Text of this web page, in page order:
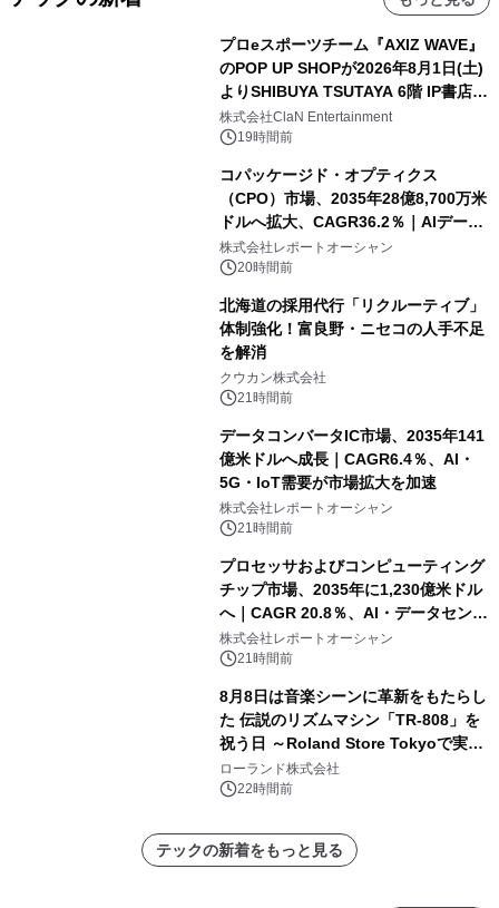
プロeスポーツチーム『AXIZ WAVE』
のPOP UP SHOPが2026年8月1日(土)
よりSHIBUYA TSUTAYA 6階 IP書店で
開催決定！！
株式会社ClaN Entertainment
19時間前
コパッケージド・オプティクス
（CPO）市場、2035年28億8,700万米
ドルへ拡大、CAGR36.2％｜AIデータ
センター・高速光通信需要が成長を加
速
株式会社レポートオーシャン
20時間前
北海道の採用代行「リクルーティブ」
体制強化！富良野・ニセコの人手不足
を解消
クウカン株式会社
21時間前
データコンバータIC市場、2035年141
億米ドルへ成長｜CAGR6.4％、AI・
5G・IoT需要が市場拡大を加速
株式会社レポートオーシャン
21時間前
プロセッサおよびコンピューティング
チップ市場、2035年に1,230億米ドル
へ｜CAGR 20.8％、AI・データセンタ
ー需要が成長を牽引
株式会社レポートオーシャン
21時間前
8月8日は音楽シーンに革新をもたらし
た 伝説のリズムマシン「TR-808」を
祝う日 ～Roland Store Tokyoで実機
を展示しての 記念キャンペーンを開
催 英国ラジオ「NTS」の 特別プログ
アーティストを フィーチャーしたアニ
メーションを公開～
ローランド株式会社
22時間前
テックの新着をもっと見る